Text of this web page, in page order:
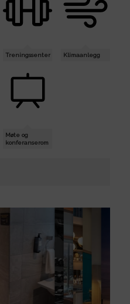
Treningssenter Klimaanlegg
Møte og
konferanserom